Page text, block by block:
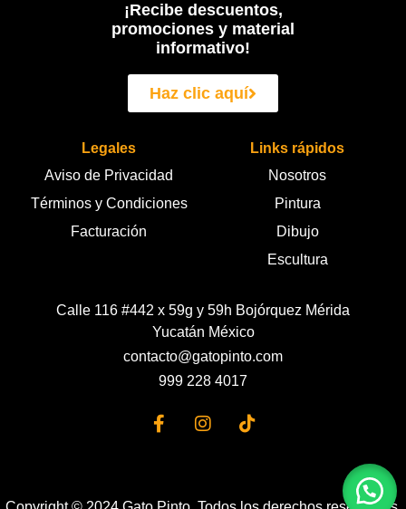
¡Recibe descuentos,
promociones y material
informativo!
Haz clic aquí
Legales
Aviso de Privacidad
Términos y Condiciones
Facturación
Links rápidos
Nosotros
Pintura
Dibujo
Escultura
Calle 116 #442 x 59g y 59h Bojórquez Mérida
Yucatán México
contacto@gatopinto.com
999 228 4017